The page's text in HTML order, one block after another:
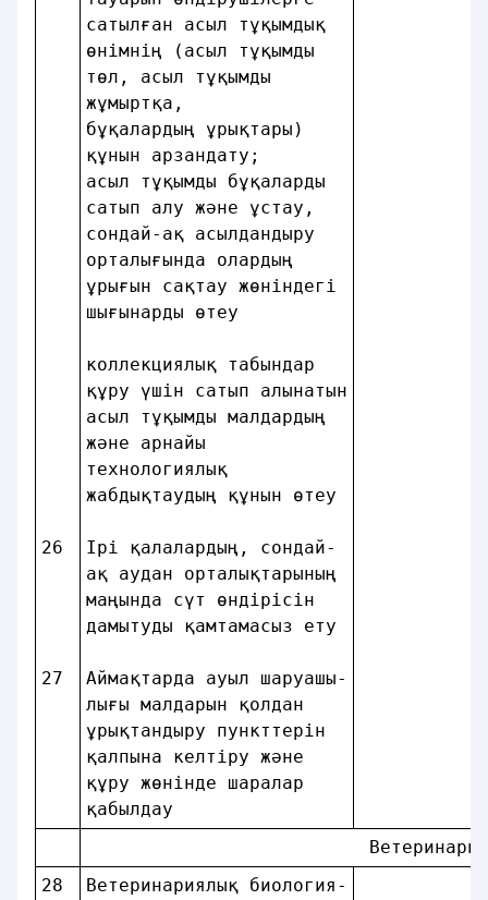
26
27
сатылған асыл тұқымдық
өнiмнiң (асыл тұқымды
төл, асыл тұқымды
жұмыртқа,
бұқалардың ұрықтары)
құнын арзандату;
асыл тұқымды бұқаларды
сатып алу және ұстау,
сондай-ақ асылдандыру
орталығында олардың
ұрығын сақтау жөніндегі
шығынарды өтеу
коллекциялық табындар
құру үшiн сатып алынатын
асыл тұқымды малдардың
және арнайы
технологиялық
жабдықтаудың құнын өтеу
Iрi қалалардың, сондай-
ақ аудан орталықтарының
маңында сүт өндiрiсiн
дамытуды қамтамасыз ету
Аймақтарда ауыл шаруашы-
лығы малдарын қолдан
ұрықтандыру пункттерiн
қалпына келтiру және
құру жөнiнде шаралар
қабылдау
28
Ветеринариялық биология-